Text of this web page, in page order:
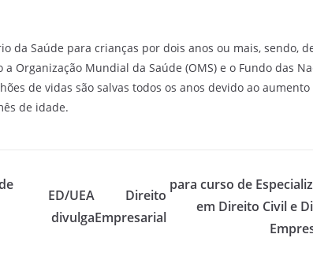
da Saúde para crianças por dois anos ou mais, sendo,
Organização Mundial da Saúde (OMS) e o Fundo das
de vidas são salvas todos os anos devido ao aumento
de idade.
ED/UEA
divulga
Direito
Empresarial
para curso de
em Direito Civil e